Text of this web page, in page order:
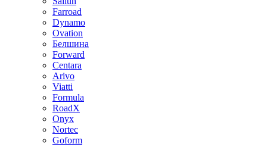
Farroad
Dynamo
Ovation
Белшина
Forward
Centara
Arivo
Viatti
Formula
RoadX
Onyx
Nortec
Goform